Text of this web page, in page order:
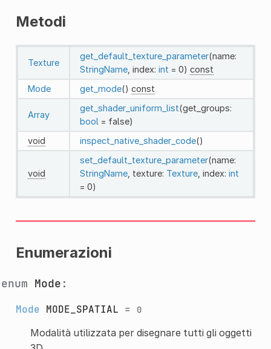
Metodi
Texture
get_default_texture_parameter(name:
StringName, index: int = 0) const
Mode
get_mode() const
Array
get_shader_uniform_list(get_groups:
bool = false)
void
inspect_native_shader_code()
void
set_default_texture_parameter(name:
StringName, texture: Texture, index: int
= 0)
Enumerazioni
enum Mode :
Mode MODE_SPATIAL = 0
Modalità utilizzata per disegnare tutti gli oggetti